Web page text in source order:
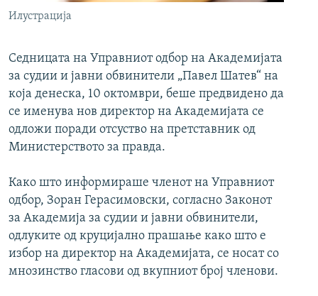
Илустрација
Седницата на Управниот одбор на Академијата
за судии и јавни обвинители „Павел Шатев“ на
која денеска, 10 октомври, беше предвидено да
се именува нов директор на Академијата се
одложи поради отсуство на претставник од
Министерството за правда.
Како што информираше членот на Управниот
одбор, Зоран Герасимовски, согласно Законот
за Академија за судии и јавни обвинители,
одлуките од круцијално прашање како што е
избор на директор на Академијата, се носат со
мнозинство гласови од вкупниот број членови.